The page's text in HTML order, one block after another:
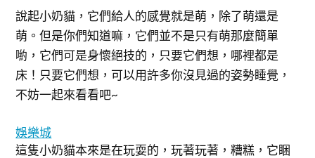
說起小奶貓，它們給人的感覺就是萌，除了萌還是
萌。但是你們知道嘛，它們並不是只有萌那麼簡單
喲，它們可是身懷絕技的，只要它們想，哪裡都是
床！只要它們想，可以用許多你沒見過的姿勢睡覺，
不妨一起來看看吧~
娛樂城
這隻小奶貓本來是在玩耍的，玩著玩著，糟糕，它睏